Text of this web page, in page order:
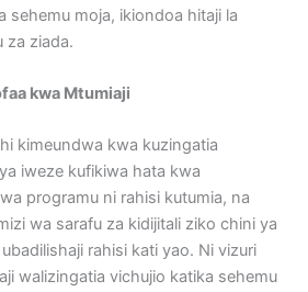
sehemu moja, ikiondoa hitaji la
za ziada.
kwa Mtumiaji
kimeundwa kwa kuzingatia
iweze kufikiwa hata kwa
programu ni rahisi kutumia, na
wa sarafu za kidijitali ziko chini ya
rahisi kati yao. Ni vizuri
walizingatia vichujio katika sehemu